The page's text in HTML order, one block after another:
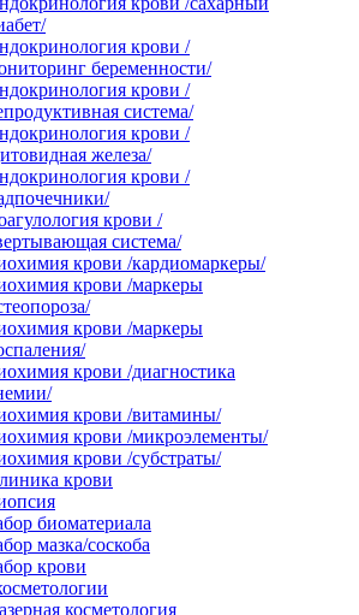
крови /
беременности/
крови /
система/
крови /
железа/
крови /
крови /
система/
крови /кардиомаркеры/
крови /маркеры
крови /маркеры
крови /диагностика
крови /витамины/
крови /микроэлементы/
крови /субстраты/
крови
биоматериала
мазка/соскоба
крови
косметология